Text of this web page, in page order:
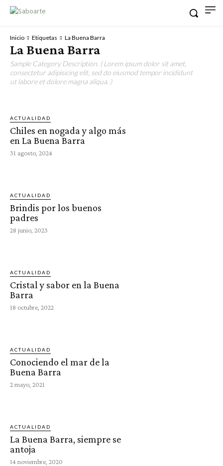
Inicio Etiquetas La Buena Barra
La Buena Barra
Sample Category Description. ( Lorem ipsum dolor sit amet,
consectetur adipisicing elit, sed do eiusmod tempor incididunt
ut labore et dolore magna aliqua. )
ACTUALIDAD
Chiles en nogada y algo más
en La Buena Barra
31 agosto, 2024
ACTUALIDAD
Brindis por los buenos
padres
28 junio, 2023
ACTUALIDAD
Cristal y sabor en la Buena
Barra
18 octubre, 2022
ACTUALIDAD
Conociendo el mar de la
Buena Barra
2 mayo, 2021
ACTUALIDAD
La Buena Barra, siempre se
antoja
14 noviembre, 2020